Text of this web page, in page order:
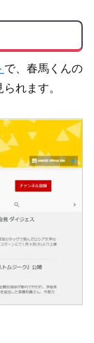
で、春馬くんの
れます。